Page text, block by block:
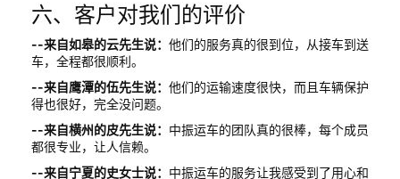
六、客户对我们的评价
--来自如皋的云先生说： 他们的服务真的很到位，从接车到送
车，全程都很顺利。
--来自鹰潭的伍先生说： 他们的运输速度很快，而且车辆保护
得也很好，完全没问题。
--来自横州的皮先生说： 中振运车的团队真的很棒，每个成员
都很专业，让人信赖。
--来自宁夏的史女士说： 中振运车的服务让我感受到了用心和